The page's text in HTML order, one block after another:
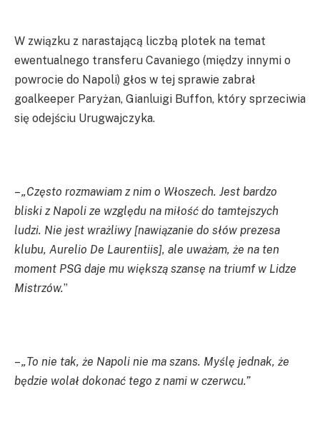
W związku z narastającą liczbą plotek na temat
ewentualnego transferu Cavaniego (między innymi o
powrocie do Napoli) głos w tej sprawie zabrał
goalkeeper Paryżan, Gianluigi Buffon, który sprzeciwia
się odejściu Urugwajczyka.
–„Często rozmawiam z nim o Włoszech. Jest bardzo
bliski z Napoli ze względu na miłość do tamtejszych
ludzi. Nie jest wrażliwy [nawiązanie do słów prezesa
klubu, Aurelio De Laurentiis], ale uważam, że na ten
moment PSG daje mu większą szansę na triumf w Lidze
Mistrzów.”
–„To nie tak, że Napoli nie ma szans. Myślę jednak, że
będzie wolał dokonać tego z nami w czerwcu.”